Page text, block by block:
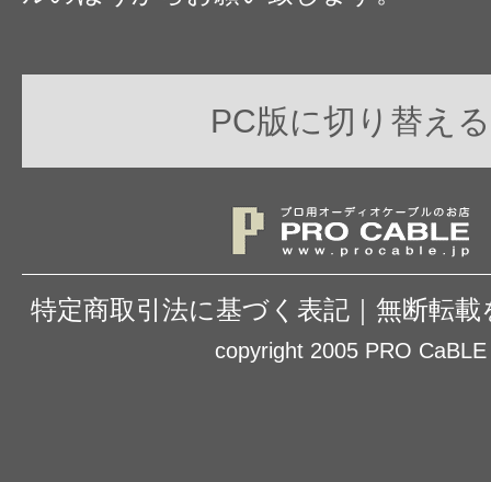
PC版に切り替える
特定商取引法に基づく表記 無断転載
copyright 2005 PRO CaBLE